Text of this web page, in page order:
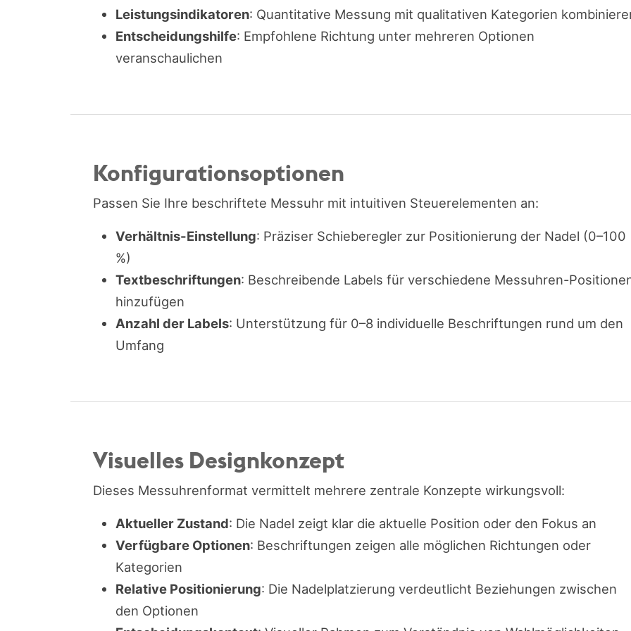
Leistungsindikatoren: Quantitative Messung mit qualitativen Kategorien
Entscheidungshilfe: Empfohlene Richtung unter mehreren Optionen
veranschaulichen
Konfigurationsoptionen
Passen Sie Ihre beschriftete Messuhr mit intuitiven Steuerelementen an:
Verhältnis-Einstellung: Präziser Schieberegler zur Positionierung der Nadel (0–100
%)
Textbeschriftungen: Beschreibende Labels für verschiedene Messuhren-
hinzufügen
Anzahl der Labels: Unterstützung für 0–8 individuelle Beschriftungen rund um den
Umfang
Visuelles Designkonzept
Dieses Messuhrenformat vermittelt mehrere zentrale Konzepte wirkungsvoll:
Aktueller Zustand: Die Nadel zeigt klar die aktuelle Position oder den Fokus an
Verfügbare Optionen: Beschriftungen zeigen alle möglichen Richtungen oder
Kategorien
Relative Positionierung: Die Nadelplatzierung verdeutlicht Beziehungen zwischen
den Optionen